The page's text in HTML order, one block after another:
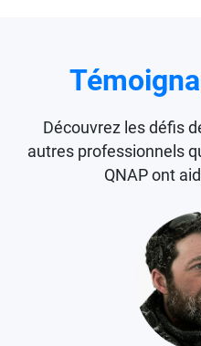
Découvrez les défis
autres professionnels
QNAP ont